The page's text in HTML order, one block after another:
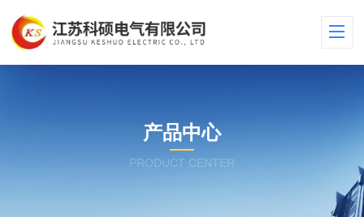
产品中心
PRODUCT CENTER